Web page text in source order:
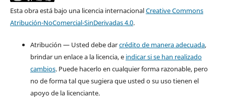
Esta obra está bajo una licencia internacionalCreative Commons
Atribución-NoComercial-SinDerivadas 4.0.
Atribución — Usted debe darcrédito de manera adecuada,
brindar un enlace a la licencia, e indicar si se han realizado
cambios. Puede hacerlo en cualquier forma razonable, pero
no de forma tal que sugiera que usted o su uso tienen el
apoyo de la licenciante.